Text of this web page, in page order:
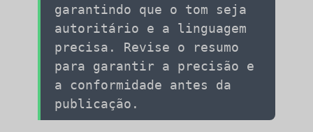
garantindo que o tom seja
autoritário e a linguagem
precisa. Revise o resumo
para garantir a precisão e
a conformidade antes da
publicação.